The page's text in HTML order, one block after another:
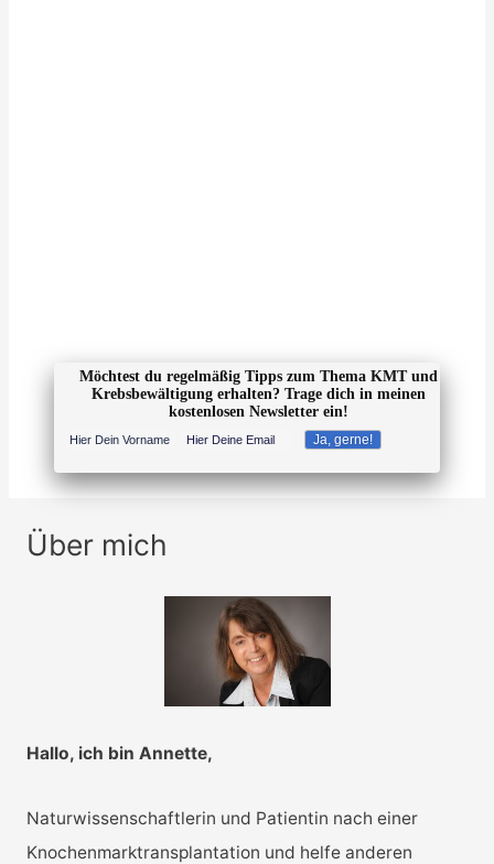
Möchtest du regelmäßig Tipps zum Thema KMT und
Krebsbewältigung erhalten? Trage dich in meinen
kostenlosen Newsletter ein!
Über mich
Hallo, ich bin Annette,
Naturwissenschaftlerin und Patientin nach einer
Knochenmarktransplantation und helfe anderen
K
r
e
n